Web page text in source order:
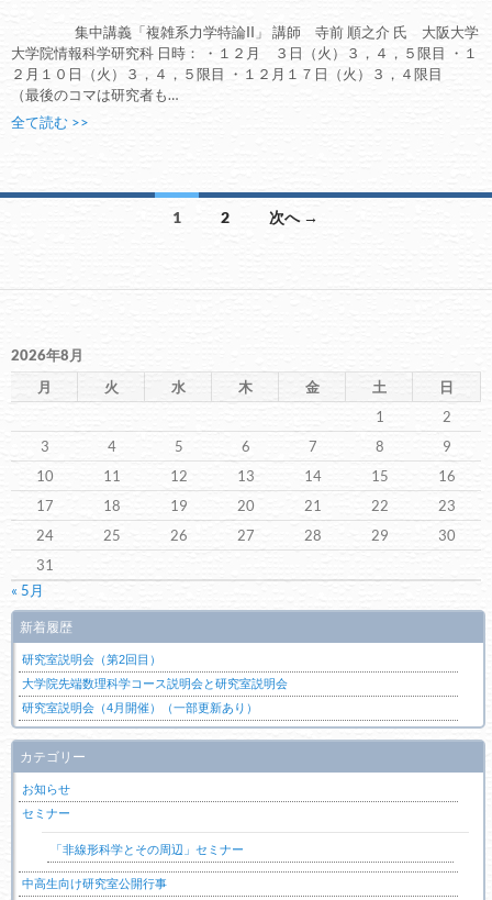
集中講義「複雑系力学特論II」 講師 寺前 順之介 氏 大阪大学
大学院情報科学研究科 日時： ・１２月 ３日（火）３，４，５限目 ・１
２月１０日（火）３，４，５限目 ・１２月１７日（火）３，４限目
（最後のコマは研究者も…
全て読む >>
ー
1 2 次へ →
2026年8月
月
火 水 木 金 土
日
1
2
3
4 5 6 7 8
9
10
11 12 13 14 15
16
17
18 19 20 21 22
23
24
25 26 27 28 29
30
31
« 5月
新着履歴
研究室説明会（第2回目）
大学院先端数理科学コース説明会と研究室説明会
研究室説明会（4月開催）（一部更新あり）
カテゴリー
お知らせ
セミナー
「非線形科学とその周辺」セミナー
中高生向け研究室公開行事